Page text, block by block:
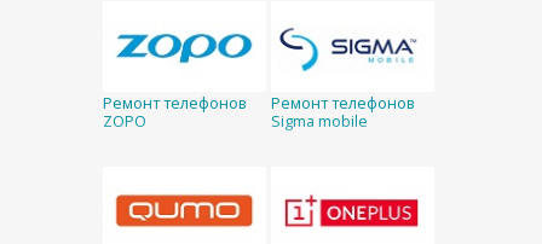
Ремонт телефонов
ZOPO
Ремонт телефонов
Sigma mobile